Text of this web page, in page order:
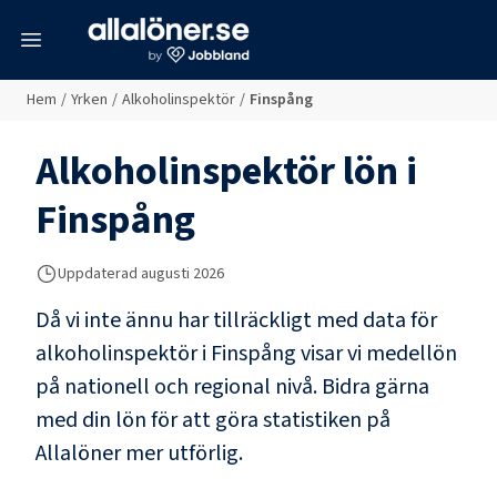
Hem / Yrken / Alkoholinspektör / Finspång
Alkoholinspektörlön i
Finspång
Uppdaterad augusti 2026
Då vi inte ännu har tillräckligt med data för
alkoholinspektöri Finspångvisar vi medellön
på nationell och regional nivå. Bidra gärna
med din lön för att göra statistiken på
Allalöner mer utförlig.